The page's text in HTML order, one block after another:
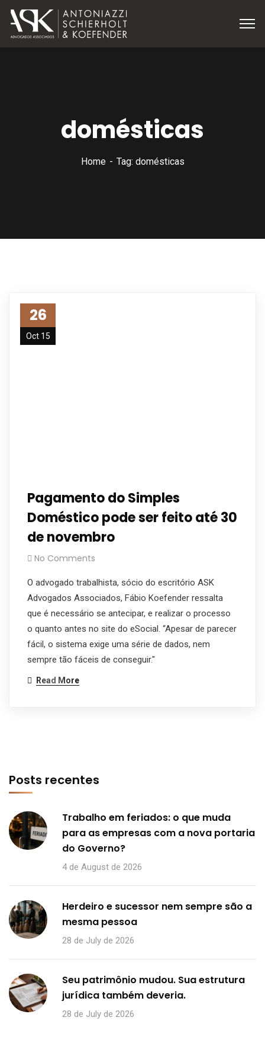
domésticas
Home Tag: domésticas
26
Oct 15
Pagamento do Simples
Doméstico pode ser feito até 30
de novembro
No Comments
O advogado trabalhista, sócio do escritório ASK
Advogados Associados, Fábio Koefender ressalta
que é necessário se antecipar, e realizar o processo
o quanto antes no site do eSocial. “Apesar de parecer
fácil, o sistema exige uma série de dados, nem
sempre tão fáceis de conseguir."
Read More
Posts recentes
Trabalho em feriados: o que muda
para as empresas com a nova portaria
do Governo?
4 de August de 2026
Herdeiro e sucessor nem sempre são a
mesma pessoa
28 de July de 2026
Seu patrimônio mudou. Sua estrutura
jurídica também deveria.
28 de July de 2026